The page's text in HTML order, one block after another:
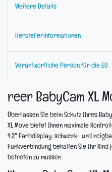
Weitere Details
Herstellerinformationen
Verantwortliche Person für die EU
reer BabyCam XL
Überlassen Sie beim Schutz Ihres
XL Move bietet Ihnen maximale
4,3″ Farbdisplay, schwenk- und
Funkverbindung behalten Sie Ihr Kind
betreten zu müssen.